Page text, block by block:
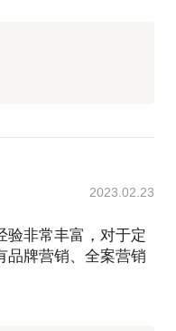
2023.02.23
验非常丰富，对于定
品牌营销、全案营销